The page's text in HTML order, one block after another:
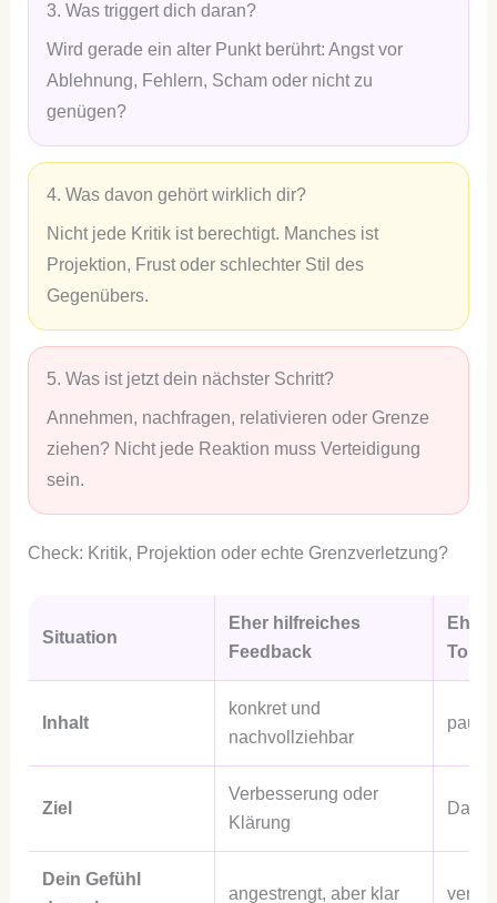
3. Was triggert dich daran?
Wird gerade ein alter Punkt berührt: Angst vor
Ablehnung, Fehlern, Scham oder nicht zu
genügen?
4. Was davon gehört wirklich dir?
Nicht jede Kritik ist berechtigt. Manches ist
Projektion, Frust oder schlechter Stil des
Gegenübers.
5. Was ist jetzt dein nächster Schritt?
Annehmen, nachfragen, relativieren oder Grenze
ziehen? Nicht jede Reaktion muss Verteidigung
sein.
Check: Kritik, Projektion oder echte Grenzverletzung?
Situation
Eher hilfreiches
Feedback
Eher
Ton
Inhalt
konkret und
nachvollziehbar
Ziel
Verbesserung oder
Klärung
Dein Gefühl
angestrengt, aber klar